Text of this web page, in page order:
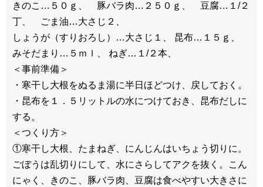
きのこ…５０ｇ、 豚バラ肉…２５０ｇ、 豆腐…１/２
丁、 ごま油…大さじ２、
しょうが（すりおろし）…大さじ１、 昆布…１５ｇ、
みそだまり…５ｍｌ、 ねぎ…１/２本、
＜事前準備＞
・寒干し大根をぬるま湯に半日ほどつけ、戻しておく。
・昆布を１．５リットルの水につけておき、昆布だしに
する。
＜つくり方＞
①寒干し大根、たまねぎ、にんじんはいちょう切りに。
ごぼうは乱切りにして、水にさらしてアクを抜く。こん
にゃく、きのこ、豚バラ肉、豆腐は食べやすい大きさに